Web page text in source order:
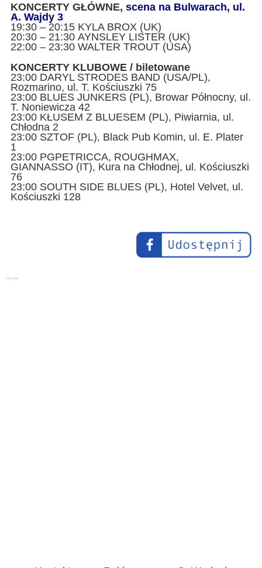
KONCERTY GŁÓWNE, scena na Bulwarach, ul.
A. Wajdy 3
19:30 – 20:15 KYLA BROX (UK)
20:30 – 21:30 AYNSLEY LISTER (UK)
22:00 – 23:30 WALTER TROUT (USA)
KONCERTY KLUBOWE / biletowane
23:00 DARYL STRODES BAND (USA/PL),
Rozmarino, ul. T. Kościuszki 75
23:00 BLUES JUNKERS (PL), Browar Północny, ul.
T. Noniewicza 42
23:00 KŁUSEM Z BLUESEM (PL), Piwiarnia, ul.
Chłodna 2
23:00 SZTOF (PL), Black Pub Komin, ul. E. Plater
1
23:00 PGPETRICCA, ROUGHMAX,
GIANNASSO (IT), Kura na Chłodnej, ul. Kościuszki
76
23:00 SOUTH SIDE BLUES (PL), Hotel Velvet, ul.
Kościuszki 128